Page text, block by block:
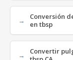
Conversión
en tbsp
Convertir